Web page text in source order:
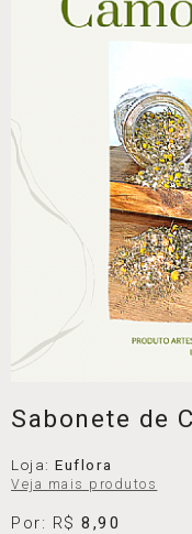
Sabonete de
Loja:Euflora
Veja mais produtos
Por: R$8,90